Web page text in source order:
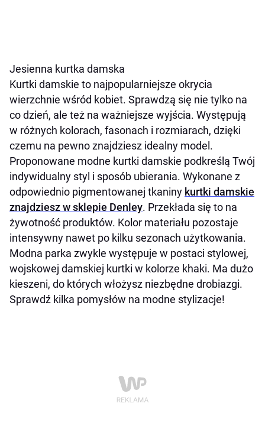
Jesienna kurtka damska
Kurtki damskie to najpopularniejsze okrycia
wierzchnie wśród kobiet. Sprawdzą się nie tylko na
co dzień, ale też na ważniejsze wyjścia. Występują
w różnych kolorach, fasonach i rozmiarach, dzięki
czemu na pewno znajdziesz idealny model.
Proponowane modne kurtki damskie podkreślą Twój
indywidualny styl i sposób ubierania. Wykonane z
odpowiednio pigmentowanej tkaniny kurtki damskie
znajdziesz w sklepie Denley. Przekłada się to na
żywotność produktów. Kolor materiału pozostaje
intensywny nawet po kilku sezonach użytkowania.
Modna parka zwykle występuje w postaci stylowej,
wojskowej damskiej kurtki w kolorze khaki. Ma dużo
kieszeni, do których włożysz niezbędne drobiazgi.
Sprawdź kilka pomysłów na modne stylizacje!